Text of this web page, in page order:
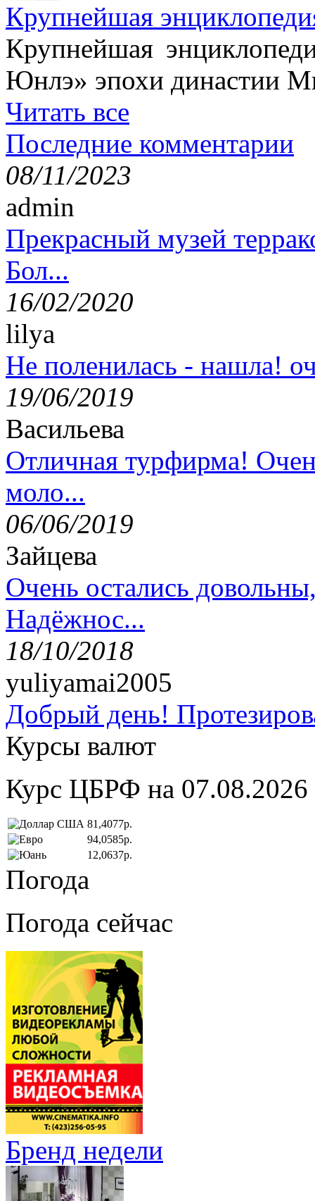
Крупнейшая
Крупнейшая
Юнлэ» эпохи династии
Читать все
Последние комментарии
08/11/2023
admin
Прекрасный музей
Бол...
16/02/2020
lilya
Не поленилась - нашла!
19/06/2019
Васильева
Отличная турфирма!
моло...
06/06/2019
Зайцева
Очень остались
Надёжнос...
18/10/2018
yuliyamai2005
Добрый день!
Курсы валют
Курс ЦБРФ на 07.08.2026
81,4077р.
94,0585р.
12,0637р.
Погода
Погода сейчас
Бренд недели